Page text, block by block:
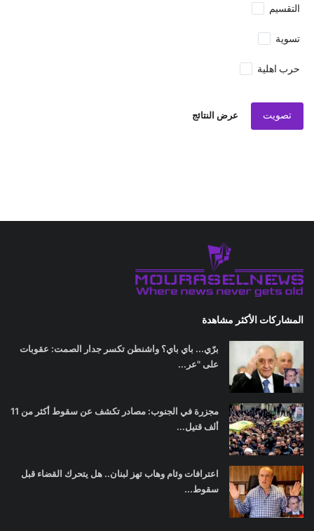
التقسيم
تسوية
حرب اهلية
تصويت عرض النتائج
المشاركات الأكثر مشاهدة
برّي... باي باي؟ واشنطن تكسر جدار الصمت: عقوبات
على "عر...
مجزرة في الجنوب: مصادر تكشف عن سقوط أكثر من 11
ألف قتيل...
اعترافات وئام وهاب تهز لبنان.. هل يتحرك القضاء قبل
سقوط...